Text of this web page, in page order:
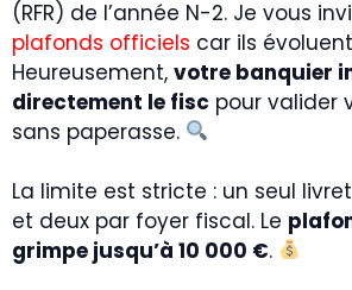
(RFR) de l’année N-2. Je vous
plafonds officiels car ils
Heureusement, votre banquier
directement le fisc pour valider
sans paperasse.
La limite est stricte : un seul
et deux par foyer fiscal. Le
grimpe jusqu’à 10 000 €.